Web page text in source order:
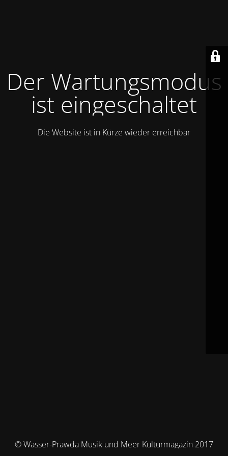
Der Wartungsmodus
ist eingeschaltet
Die Website ist in Kürze wieder erreichbar
© Wasser-Prawda Musik und Meer Kulturmagazin 2017